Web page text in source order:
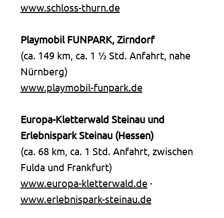
www.schloss-thurn.de
Playmobil FUNPARK, Zirndorf
(ca. 149 km, ca. 1 ½ Std. Anfahrt, nahe
Nürnberg)
www.playmobil-funpark.de
Europa-Kletterwald Steinau und
Erlebnispark Steinau (Hessen)
(ca. 68 km, ca. 1 Std. Anfahrt, zwischen
Fulda und Frankfurt)
www.europa-kletterwald.de ∙
www.erlebnispark-steinau.de